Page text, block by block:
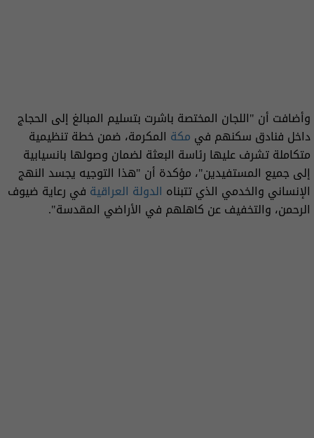
وأضافت أن "اللجان المختصة باشرت بتسليم المبالغ إلى الحجاج
داخل فنادق سكنهم في مكة المكرمة، ضمن خطة تنظيمية
متكاملة تشرف عليها رئاسة البعثة لضمان وصولها بانسيابية
إلى جميع المستفيدين"، مؤكدة أن "هذا التوجيه يجسد النهج
الإنساني والخدمي الذي تتبناه الدولة العراقية في رعاية ضيوف
الرحمن، والتخفيف عن كاهلهم في الأراضي المقدسة".